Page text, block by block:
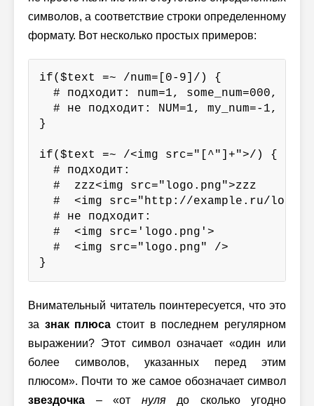
символов, а соответствие строки определенному
формату. Вот несколько простых примеров:
if($text =~ /num=[0-9]/) {
# подходит: num=1, some_num=000,
# не подходит: NUM=1, my_num=-1,
}
if($text =~ /<img src="[^"]+">/) {
  # подходит:
  #  zzz<img src="logo.png">zzz
#  <img src="http://example.ru/
  # не подходит:
  #  <img src='logo.png'>
  #  <img src="logo.png" />
}
Внимательный читатель поинтересуется, что это
за знак плюса стоит в последнем регулярном
выражении? Этот символ означает «один или
более символов, указанных перед этим
плюсом». Почти то же самое обозначает символ
звездочка – «от нулядо сколько угодно